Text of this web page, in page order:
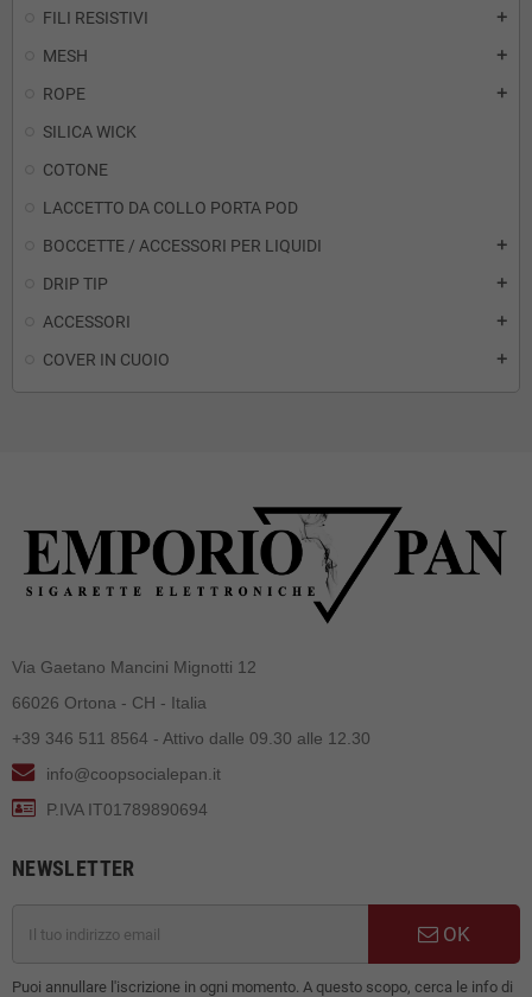
FILI RESISTIVI
add
MESH add
ROPE add
SILICA WICK
COTONE
LACCETTO DA COLLO PORTA POD
BOCCETTE / ACCESSORI PER LIQUIDI
add
DRIP TIP add
ACCESSORI add
COVER IN CUOIO add
Via Gaetano Mancini Mignotti 12
66026 Ortona - CH - Italia
+39 346 511 8564 - Attivo dalle 09.30 alle 12.30
info@coopsocialepan.it
P.IVA IT01789890694
NEWSLETTER
OK
Puoi annullare l'iscrizione in ogni momento. A questo scopo, cerca le info di